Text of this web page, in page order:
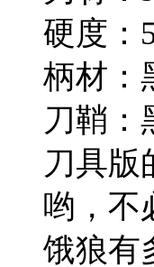
硬度：
柄材：
刀鞘：
刀具版
哟，不
饿狼有